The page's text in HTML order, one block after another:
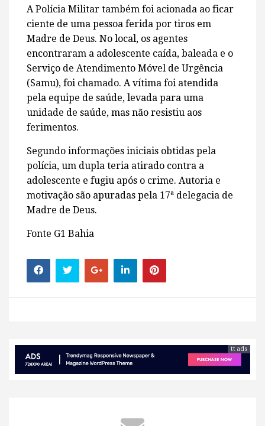
A Polícia Militar também foi acionada ao ficar
ciente de uma pessoa ferida por tiros em
Madre de Deus. No local, os agentes
encontraram a adolescente caída, baleada e o
Serviço de Atendimento Móvel de Urgência
(Samu), foi chamado. A vítima foi atendida
pela equipe de saúde, levada para uma
unidade de saúde, mas não resistiu aos
ferimentos.
Segundo informações iniciais obtidas pela
polícia, um dupla teria atirado contra a
adolescente e fugiu após o crime. Autoria e
motivação são apuradas pela 17ª delegacia de
Madre de Deus.
Fonte G1 Bahia
tt ads